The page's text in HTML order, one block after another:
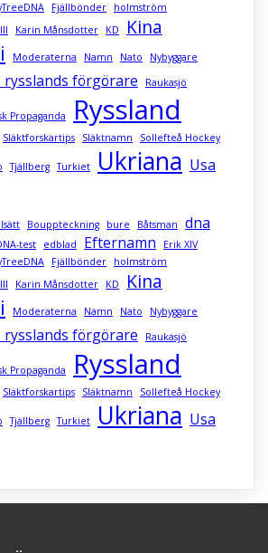
Fjällbönder holmström
Karin Månsdotter KD Kina
Moderaterna Namn Nato Nybyggare
rysslands förgörare Raukasjö
Propaganda Ryssland
Släktforskartips Släktnamn Sollefteå Hockey
Tjällberg Turkiet Ukriana Usa
Bouppteckning bure Båtsman dna
test edblad Efternamn
Erik XIV
Fjällbönder holmström
Karin Månsdotter KD Kina
Moderaterna Namn Nato Nybyggare
rysslands förgörare Raukasjö
Propaganda Ryssland
Släktforskartips Släktnamn Sollefteå Hockey
Tjällberg Turkiet Ukriana Usa